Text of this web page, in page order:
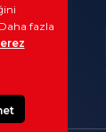
fazla